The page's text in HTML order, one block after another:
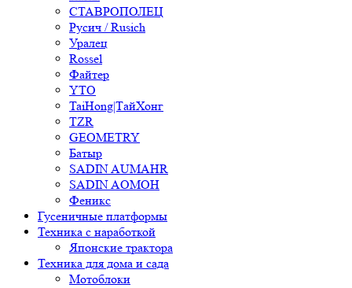
СТАВРОПОЛЕЦ
Русич / Rusich
Уралец
Rossel
Файтер
YTO
TaiHong|ТайХонг
TZR
GEOMETRY
Батыр
SADIN AUMAHR
SADIN AOMOH
Феникс
Гусеничные платформы
Техника с наработкой
Японские трактора
Техника для дома и сада
Мотоблоки